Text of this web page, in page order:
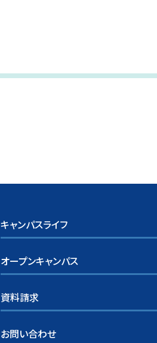
キャンパスライフ
オープンキャンパス
資料請求
お問い合わせ